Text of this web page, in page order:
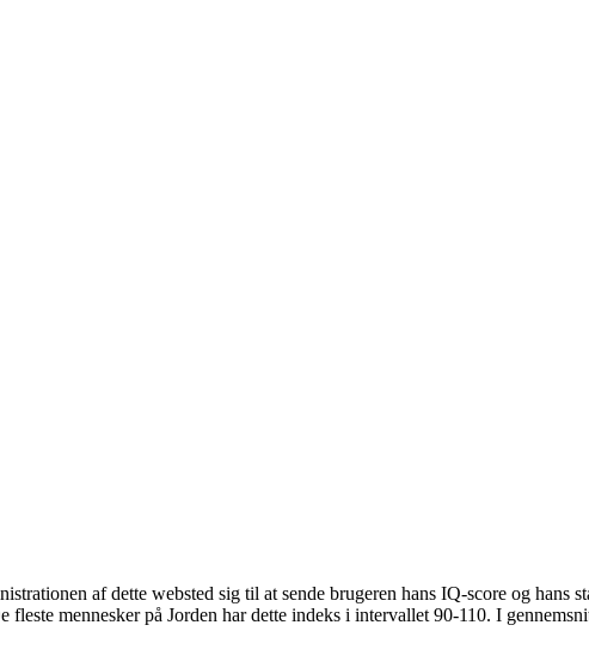
af dette websted sig til at sende brugeren hans IQ-score og hans
mennesker på Jorden har dette indeks i intervallet 90-110. I